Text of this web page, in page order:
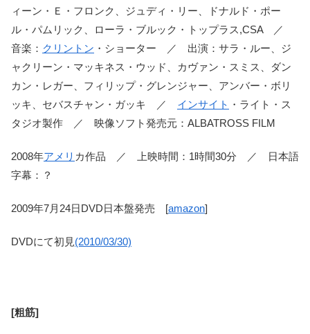
ィーン・Ｅ・フロンク、ジュディ・リー、ドナルド・ポー
ル・パムリック、ローラ・ブルック・トップラス,CSA ／
音楽： クリントン ・ショーター ／ 出演：サラ・ルー、ジ
ャクリーン・マッキネス・ウッド、カヴァン・スミス、ダン
カン・レガー、フィリップ・グレンジャー、アンバー・ボリ
ッキ、セバスチャン・ガッキ ／ インサイト ・ライト・ス
タジオ製作 ／ 映像ソフト発売元：ALBATROSS FILM
2008年アメリ カ作品 ／ 上映時間：1時間30分 ／ 日本語
字幕：？
2009年7月24日DVD日本盤発売 [amazon]
DVDにて初見(2010/03/30)
[粗筋]